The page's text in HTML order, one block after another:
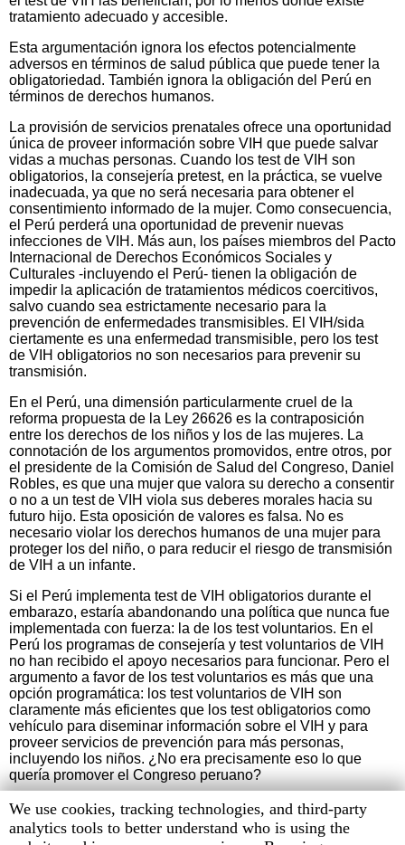
tratamiento adecuado y accesible.
Esta argumentación ignora los efectos potencialmente
adversos en términos de salud pública que puede tener la
obligatoriedad. También ignora la obligación del Perú en
términos de derechos humanos.
La provisión de servicios prenatales ofrece una oportunidad
única de proveer información sobre VIH que puede salvar
vidas a muchas personas. Cuando los test de VIH son
obligatorios, la consejería pretest, en la práctica, se vuelve
inadecuada, ya que no será necesaria para obtener el
consentimiento informado de la mujer. Como consecuencia,
el Perú perderá una oportunidad de prevenir nuevas
infecciones de VIH. Más aun, los países miembros del Pacto
Internacional de Derechos Económicos Sociales y
Culturales -incluyendo el Perú- tienen la obligación de
impedir la aplicación de tratamientos médicos coercitivos,
salvo cuando sea estrictamente necesario para la
prevención de enfermedades transmisibles. El VIH/sida
ciertamente es una enfermedad transmisible, pero los test
de VIH obligatorios no son necesarios para prevenir su
transmisión.
En el Perú, una dimensión particularmente cruel de la
reforma propuesta de la Ley 26626 es la contraposición
entre los derechos de los niños y los de las mujeres. La
connotación de los argumentos promovidos, entre otros, por
el presidente de la Comisión de Salud del Congreso, Daniel
Robles, es que una mujer que valora su derecho a consentir
o no a un test de VIH viola sus deberes morales hacia su
futuro hijo. Esta oposición de valores es falsa. No es
necesario violar los derechos humanos de una mujer para
proteger los del niño, o para reducir el riesgo de transmisión
de VIH a un infante.
Si el Perú implementa test de VIH obligatorios durante el
embarazo, estaría abandonando una política que nunca fue
implementada con fuerza: la de los test voluntarios. En el
Perú los programas de consejería y test voluntarios de VIH
no han recibido el apoyo necesarios para funcionar. Pero el
argumento a favor de los test voluntarios es más que una
opción programática: los test voluntarios de VIH son
claramente más eficientes que los test obligatorios como
vehículo para diseminar información sobre el VIH y para
proveer servicios de prevención para más personas,
incluyendo los niños. ¿No era precisamente eso lo que
quería promover el Congreso peruano?
Publicado enEl Comercio, el 8 de mayo de 2004.
Marianne Mollmann es investigadora de la División de
Human
Rights
We use cookies, tracking technologies, and third-party
analytics tools to better understand who is using the